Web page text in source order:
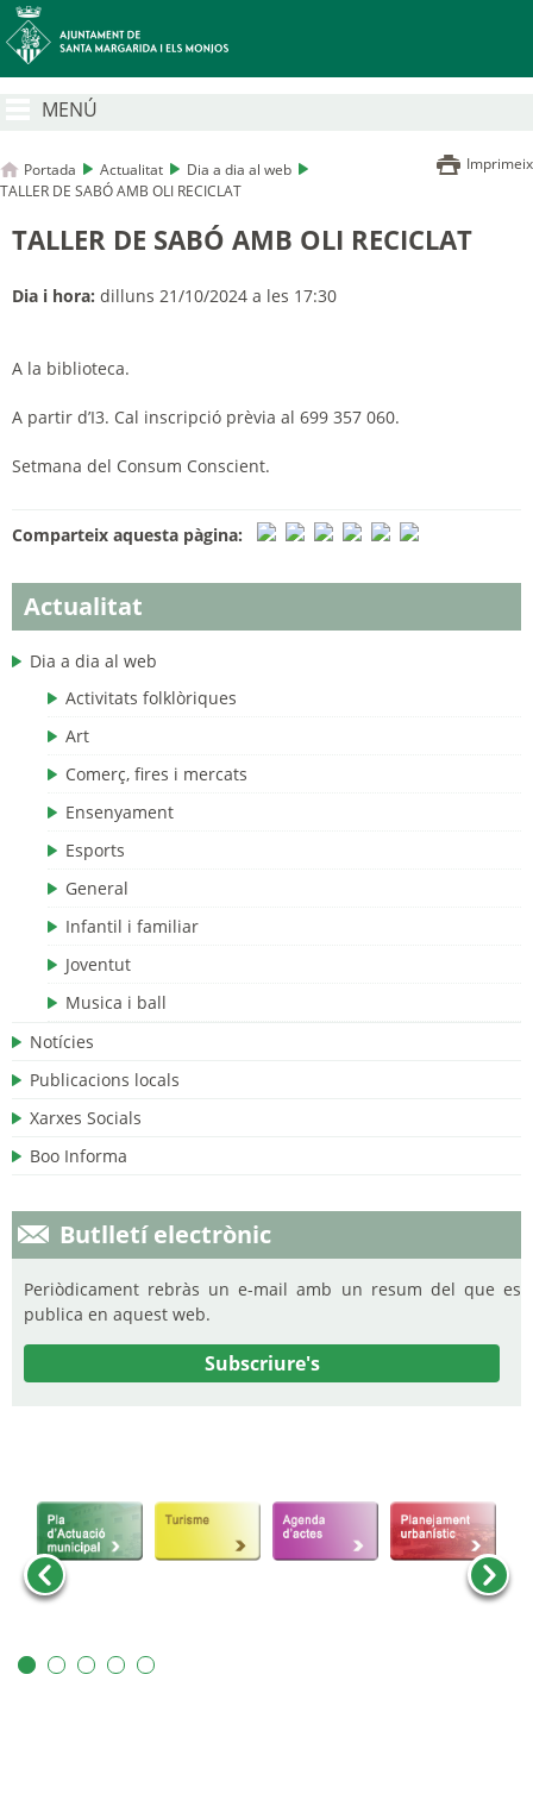
MENÚ
Portada Actualitat
Dia a dia al web
TALLER DE SABÓ AMB OLI RECICLAT
Imprimeix
Actualitat
Dia a dia al web
Activitats folklòriques
Art
Comerç, fires i mercats
Ensenyament
Esports
General
Infantil i familiar
Joventut
Musica i ball
Notícies
Publicacions locals
Xarxes Socials
Boo Informa
Butlletí electrònic
Periòdicament rebràs un e-mail amb un resum del que es
publica en aquest web.
Subscriure's
TALLER DE SABÓ AMB OLI RECICLAT
Dia i hora: dilluns 21/10/2024 a les 17:30
A la biblioteca.
A partir d’I3. Cal inscripció prèvia al 699 357 060.
Setmana del Consum Conscient.
Comparteix aquesta pàgina: